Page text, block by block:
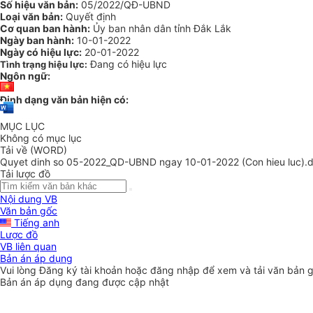
Số hiệu văn bản: 05/2022/QĐ-UBND
Loại văn bản: Quyết định
Cơ quan ban hành: Ủy ban nhân dân tỉnh Đắk Lắk
Ngày ban hành: 10-01-2022
Ngày có hiệu lực: 20-01-2022
Tình trạng hiệu lực: Đang có hiệu lực
Ngôn ngữ:
Định dạng văn bản hiện có:
MỤC LỤC
Không có mục lục
Tải về (WORD)
Quyet dinh so 05-2022_QD-UBND ngay 10-01-2022 (Con hieu
Tải lược đồ
Nội dung VB
Văn bản gốc
Tiếng anh
Lược đồ
VB liên quan
Bản án áp dụng
Vui lòngĐăng ký tài khoản hoặc đăng nhập để xem và tải văn bản
Bản án áp dụng đang được cập nhật